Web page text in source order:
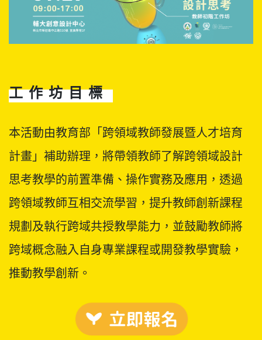
工作坊目標
本活動由教育部「跨領域教師發展暨人才培育
計畫」補助辦理，將帶領教師了解跨領域設計
思考教學的前置準備、操作實務及應用，透過
跨領域教師互相交流學習，提升教師創新課程
規劃及執行跨域共授教學能力，並鼓勵教師將
跨域概念融入自身專業課程或開發教學實驗，
推動教學創新。